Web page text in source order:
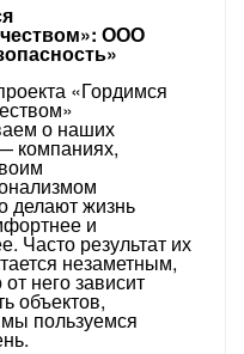
ООО
«Гордимся
о наших
компаниях,
делают жизнь
и
Часто результат их
незаметным,
него зависит
объектов,
пользуемся